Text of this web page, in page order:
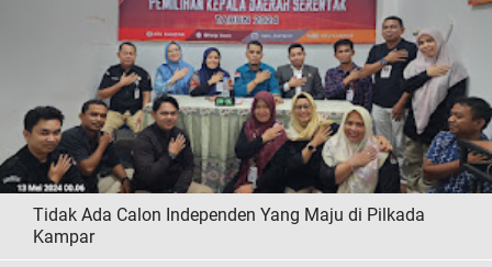
Tidak Ada Calon Independen Yang Maju di Pilkada
Kampar